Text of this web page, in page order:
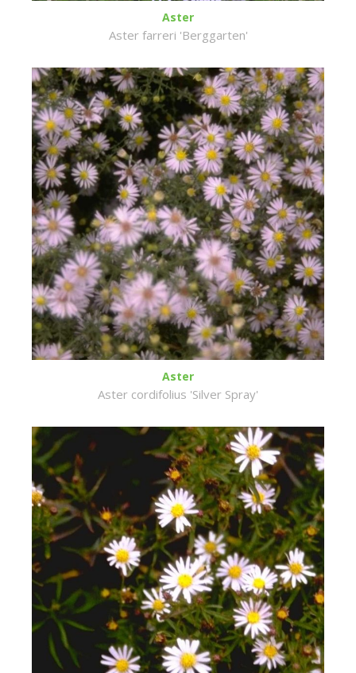
Aster
Aster farreri 'Berggarten'
Aster
Aster cordifolius 'Silver Spray'